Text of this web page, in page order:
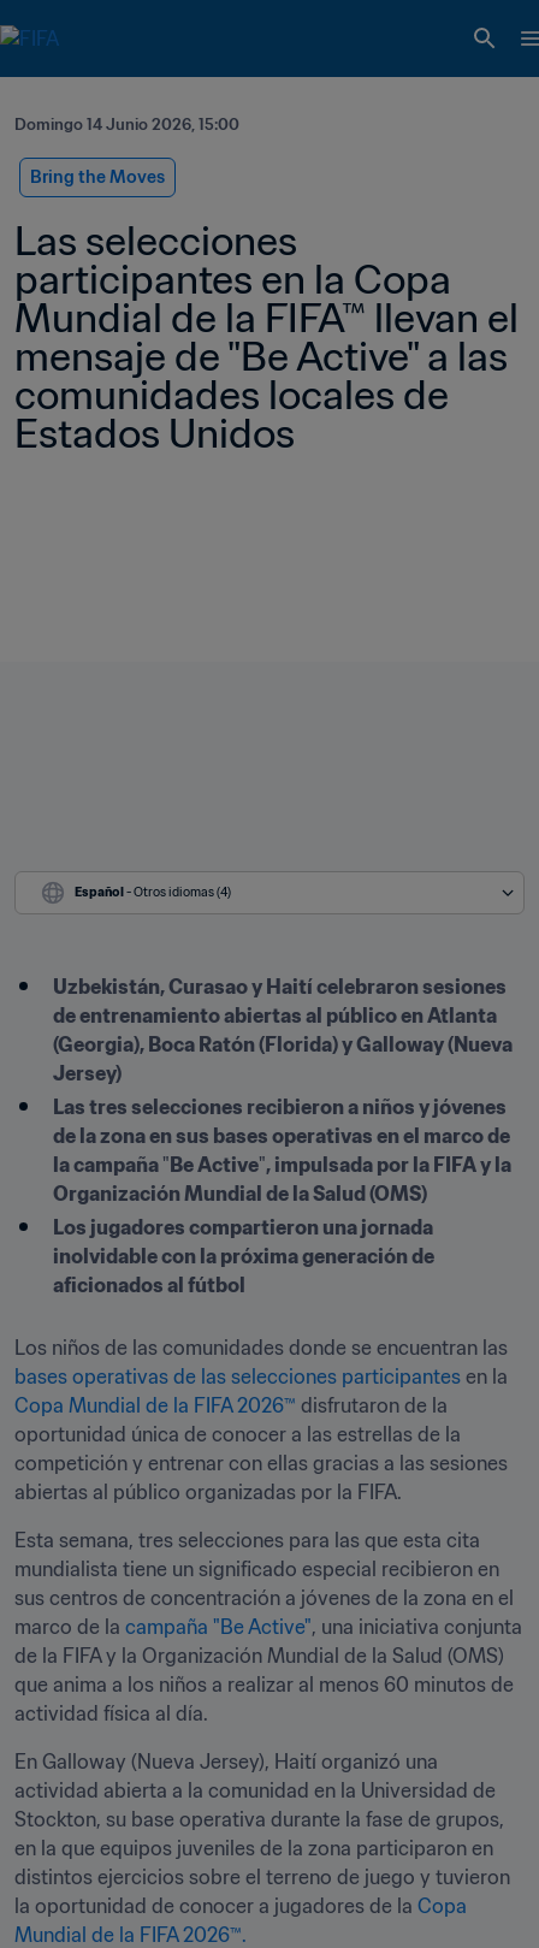
Domingo 14 Junio 2026, 15:00
Bring the Moves
Las selecciones
participantes en la Copa
Mundial de la FIFA™ llevan el
mensaje de "Be Active" a las
comunidades locales de
Estados Unidos
Español - Otros idiomas (4)
Uzbekistán, Curasao y Haití celebraron sesiones
de entrenamiento abiertas al público en Atlanta
(Georgia), Boca Ratón (Florida) y Galloway (Nueva
Jersey)
Las tres selecciones recibieron a niños y jóvenes
de la zona en sus bases operativas en el marco de
la campaña " Be Active", impulsada por la FIFA y la
Organización Mundial de la Salud (OMS)
Los jugadores compartieron una jornada
inolvidable con la próxima generación de
aficionados al fútbol
bases operativas de las selecciones participantes
Copa Mundial de la FIFA 2026™ disfrutaron de la
oportunidad única de conocer a las estrellas de la
competición y entrenar con ellas gracias a las sesiones
abiertas al público organizadas por la FIFA.
Esta semana, tres selecciones para las que esta cita
mundialista tiene un significado especial recibieron en
sus centros de concentración a jóvenes de la zona en el
marco de la campaña "Be Active", una iniciativa conjunta
de la FIFA y la Organización Mundial de la Salud (OMS)
que anima a los niños a realizar al menos 60 minutos de
actividad física al día.
En Galloway (Nueva Jersey), Haití organizó una
actividad abierta a la comunidad en la Universidad de
Stockton, su base operativa durante la fase de grupos,
en la que equipos juveniles de la zona participaron en
distintos ejercicios sobre el terreno de juego y tuvieron
la oportunidad de conocer a jugadores de la Copa
Mundial de la FIFA 2026™.